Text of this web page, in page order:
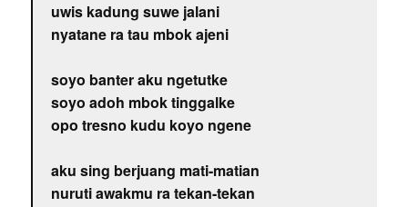
uwis kadung suwe jalani
nyatane ra tau mbok ajeni
soyo banter aku ngetutke
soyo adoh mbok tinggalke
opo tresno kudu koyo ngene
aku sing berjuang mati-matian
nuruti awakmu ra tekan-tekan